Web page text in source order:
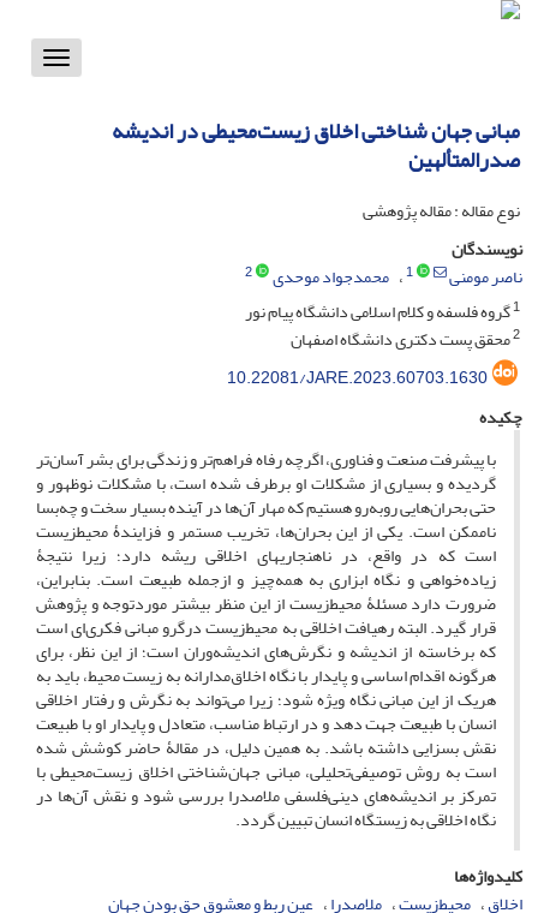
Toggle
مبانی جهان شناختی اخلاق زیست‌محیطی در اندیشه
صدرالمتألهین
نوع مقاله : مقاله پژوهشی
نویسندگان
ناصر مومنی
1 محمدجواد موحدی
2
1گروه فلسفه و کلام اسلامی دانشگاه پیام نور
2محقق پست دکتری دانشگاه اصفهان
10.22081/JARE.2023.60703.1630
چکیده
با پیشرفت صنعت و فناوری، اگرچه رفاه فراهم‌تر و زندگی برای بشر آسان‌تر
گردیده و بسیاری از مشکلات او برطرف شده است، با مشکلات نوظهور و
حتی بحران‌هایی روبه‌رو هستیم که مهار آن‌ها در آینده بسیار سخت و چه‌بسا
ناممکن است. یکی از این بحران‌ها، تخریب مستمر و فزایندۀ محیط­زیست
است که در واقع، در ناهنجاری­های اخلاقی ریشه دارد؛ زیرا نتیجۀ
زیاده‌خواهی و نگاه ابزاری به همه‌چیز و ازجمله طبیعت است. بنابراین،
ضرورت دارد مسئلۀ محیط‌زیست از این منظر بیشتر موردتوجه و پژوهش
قرار گیرد. البته رهیافت اخلاقی به محیط‌زیست درگرو مبانی فکری‌ای است
که برخاسته از اندیشه و نگرش‌های اندیشه‌وران است؛ از این نظر، برای
هرگونه اقدام اساسی و پایدار با نگاه اخلاق‌مدارانه به زیست محیط، باید به
هریک از این مبانی نگاه ویژه شود؛ زیرا می‌تواند به نگرش و رفتار اخلاقی
انسان با طبیعت جهت دهد و در ارتباط مناسب، متعادل و پایدار او با طبیعت
نقش بسزایی داشته باشد. به همین دلیل، در مقالۀ حاضر کوشش شده
است به روش توصیفی‌تحلیلی، مبانی جهان‌شناختی اخلاق زیست‌محیطی با
تمرکز بر اندیشه‌های دینی‌فلسفی ملاصدرا بررسی شود و نقش آن‌ها در
نگاه اخلاقی به زیستگاه انسان تبیین گردد.
کلیدواژه‌ها
اخلاق محیط‌زیست ملاصدرا عین ربط و معشوق حق بودن جهان